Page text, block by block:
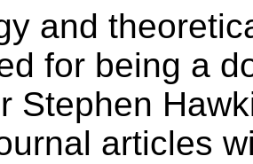
and
for being a
Stephen
articles